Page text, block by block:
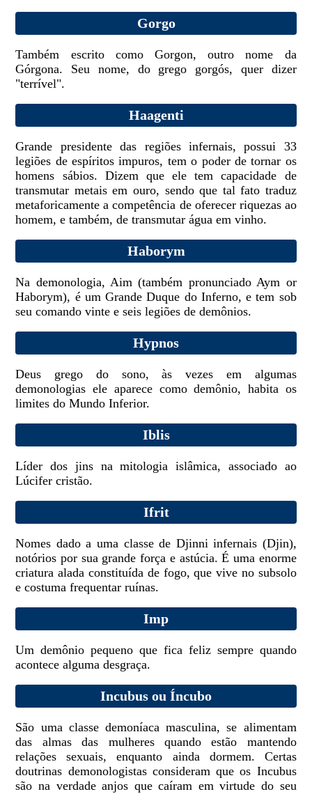
Gorgo
Também escrito como Gorgon, outro nome da
Górgona. Seu nome, do grego gorgós, quer dizer
"terrível".
Haagenti
Grande presidente das regiões infernais, possui 33
legiões de espíritos impuros, tem o poder de tornar os
homens sábios. Dizem que ele tem capacidade de
transmutar metais em ouro, sendo que tal fato traduz
metaforicamente a competência de oferecer riquezas ao
homem, e também, de transmutar água em vinho.
Haborym
Na demonologia, Aim (também pronunciado Aym or
Haborym), é um Grande Duque do Inferno, e tem sob
seu comando vinte e seis legiões de demônios.
Hypnos
Deus grego do sono, às vezes em algumas
demonologias ele aparece como demônio, habita os
limites do Mundo Inferior.
Iblis
Líder dos jins na mitologia islâmica, associado ao
Lúcifer cristão.
Ifrit
Nomes dado a uma classe de Djinni infernais (Djin),
notórios por sua grande força e astúcia. É uma enorme
criatura alada constituída de fogo, que vive no subsolo
e costuma frequentar ruínas.
Imp
Um demônio pequeno que fica feliz sempre quando
acontece alguma desgraça.
Incubus ou Íncubo
São uma classe demoníaca masculina, se alimentam
das almas das mulheres quando estão mantendo
relações sexuais, enquanto ainda dormem. Certas
doutrinas demonologistas consideram que os Incubus
são na verdade anjos que caíram em virtude do seu